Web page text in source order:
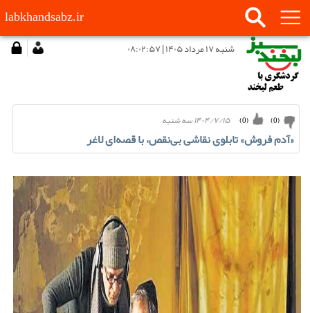
labkhandsabz.ir
شنبه ۱۷ مرداد ۱۴۰۵ | ۰۸:۰۲:۵۷
۱۴۰۴/۷/۱۵ سه شنبه (
0
) (
0
)
«آدم فروش» تابلوی نقاشی بی‌نقص، با قصه‌ای لاغر